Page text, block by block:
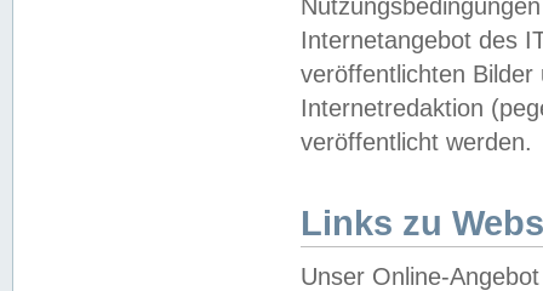
Internetangebot des
veröffentlichten
Internetredaktion
veröffentlicht werden.
Links zu
Unser Online-